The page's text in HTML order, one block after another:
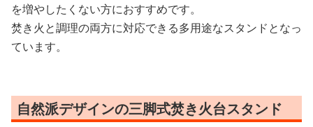
を増やしたくない方におすすめです。
焚き火と調理の両方に対応できる多用途なスタンドとなっ
ています。
自然派デザインの三脚式焚き火台スタンド